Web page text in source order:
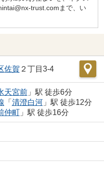
trust.comまで、い
佐賀 ２丁目3-4
天宮前」駅 徒歩6分
「 清澄白河」駅 徒歩12分
仲町」駅 徒歩16分